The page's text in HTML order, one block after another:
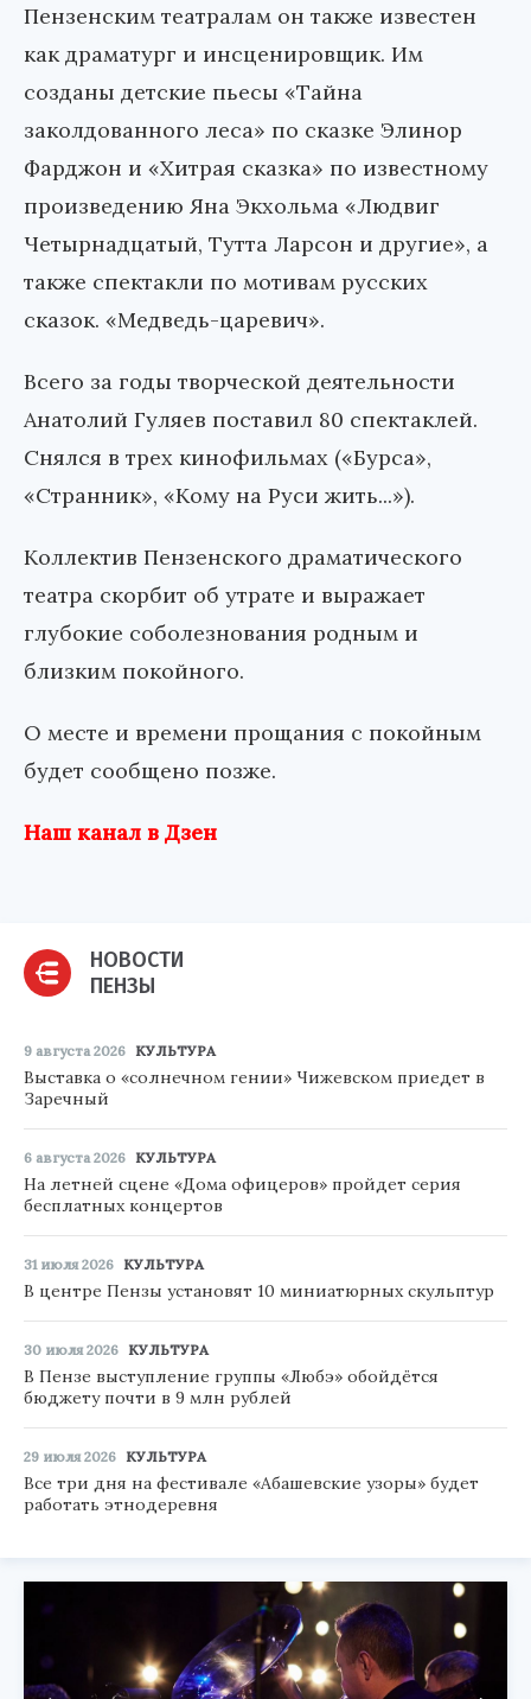
Пензенским театралам он также известен
как драматург и инсценировщик. Им
созданы детские пьесы «Тайна
заколдованного леса» по сказке Элинор
Фарджон и «Хитрая сказка» по известному
произведению Яна Экхольма «Людвиг
Четырнадцатый, Тутта Ларсон и другие», а
также спектакли по мотивам русских
сказок. «Медведь-царевич».
Всего за годы творческой деятельности
Анатолий Гуляев поставил 80 спектаклей.
Снялся в трех кинофильмах («Бурса»,
«Странник», «Кому на Руси жить...»).
Коллектив Пензенского драматического
театра скорбит об утрате и выражает
глубокие соболезнования родным и
близким покойного.
О месте и времени прощания с покойным
будет сообщено позже.
Наш канал в Дзен
НОВОСТИ
ПЕНЗЫ
9 августа 2026 КУЛЬТУРА
Выставка о «солнечном гении» Чижевском приедет в
Заречный
6 августа 2026 КУЛЬТУРА
На летней сцене «Дома офицеров» пройдет серия
бесплатных концертов
31 июля 2026 КУЛЬТУРА
В центре Пензы установят 10 миниатюрных скульптур
30 июля 2026 КУЛЬТУРА
В Пензе выступление группы «Любэ» обойдётся
бюджету почти в 9 млн рублей
29 июля 2026 КУЛЬТУРА
Все три дня на фестивале «Абашевские узоры» будет
работать этнодеревня